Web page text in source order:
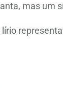
mas um